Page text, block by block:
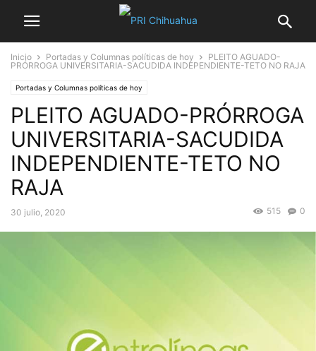
Inicio Portadas y Columnas políticas de hoy
PLEITO AGUADO-
PRÓRROGA UNIVERSITARIA-SACUDIDA INDEPENDIENTE-TETO NO RAJA
Portadas y Columnas políticas de hoy
PLEITO AGUADO-PRÓRROGA
UNIVERSITARIA-SACUDIDA
INDEPENDIENTE-TETO NO
RAJA
30 julio, 2020 0
515